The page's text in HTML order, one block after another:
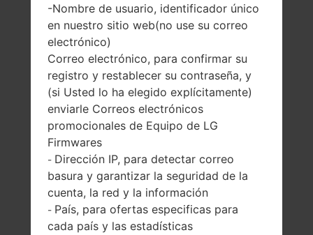
128 x 128 píxeles
78 gramos (2.75
onzas)
Extraíble Li-Ion
-Nombre de usuario, identificador único
en nuestro sitio web(no use su correo
electrónico)
Correo electrónico, para confirmar su
registro y restablecer su contraseña, y
(si Usted lo ha elegido explícitamente)
enviarle Correos electrónicos
promocionales de Equipo de LG
Firmwares
- Dirección IP, para detectar correo
basura y garantizar la seguridad de la
cuenta, la red y la información
- País, para ofertas especificas para
cada país y las estadísticas